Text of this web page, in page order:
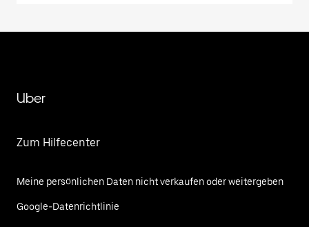
Uber
Zum Hilfecenter
Meine persönlichen Daten nicht verkaufen oder weitergeben
Google-Datenrichtlinie